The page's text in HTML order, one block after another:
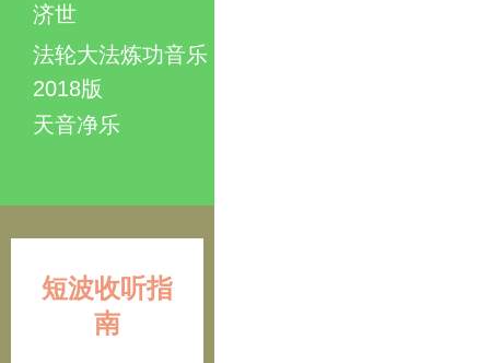
济世
法轮大法炼功音乐
2018版
天音净乐
短波收听指
南